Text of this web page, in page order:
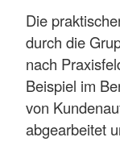
Die
durch die
nach
Beispiel im
von
abgearbeitet